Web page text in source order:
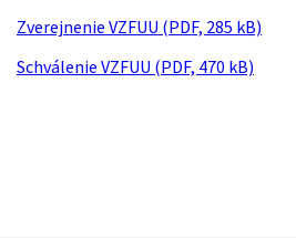
Zverejnenie VZFUU (PDF, 285 kB)
Schválenie VZFUU (PDF, 470 kB)